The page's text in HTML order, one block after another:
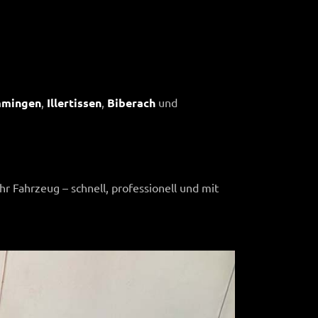
, Illertissen, Biberach und
Fahrzeug – schnell, professionell und mit